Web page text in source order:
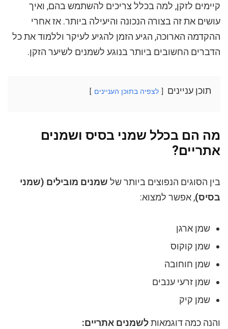
קיימים לזקן, למה בכלל צריכים להשתמש בהם, ואיך
עושים את זה בצורה הנכונה והיעילה ביותר. אז אחרי
ההקדמה הארוכה, הגיע הזמן להגיע לעיקר וללמוד את כל
הדברים החשובים ביותר בנוגע לשמנים לשיער הזקן.
תוכן עניינים לצפיה בתוכן העניינים
מה הם בכלל שמני בסיס ושמנים
אתריים?
בין הסוגים הנפוצים ביותר של שמנים מובילים (שמני
בסיס), אפשר למצוא:
שמן ארגן
שמן קוקוס
שמן חוחובה
שמן זרעי ענבים
שמן קיק
והנה כמה דוגמאותלשמנים אתריים: